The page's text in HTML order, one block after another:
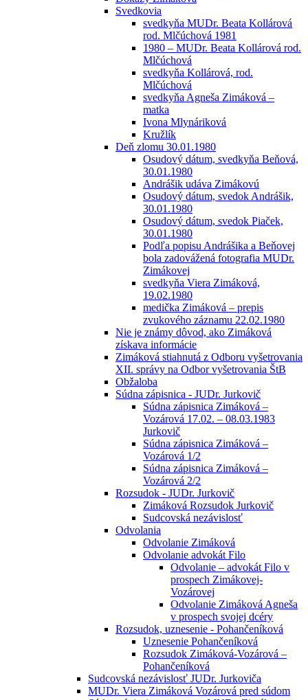
Svedkovia
svedkyňa MUDr. Beata Kollárová
rod. Mlčúchová 1981
1980 – MUDr. Beata Kollárová rod.
Mlčúchová
svedkyňa Kollárová, rod.
Mlčúchová
svedkyňa Agneša Zimáková –
matka
Ivona Mlynáriková
Kružlík
Deň zlomu 30.01.1980
Osudový dátum, svedkyňa Beňová,
30.01.1980
Andrášik udáva Zimákovú
Osudový dátum, svedok Andrášik,
30.01.1980
Osudový dátum, svedok Piaček,
30.01.1980
Podľa popisu Andrášika a Beňovej
bola zadovážená fotografia MUDr.
Zimákovej
svedkyňa Viera Zimáková,
19.02.1980
medička Zimáková – prepis
zvukového záznamu 22.02.1980
Nie je známy dôvod, ako Zimáková
získava informácie
Zimáková stiahnutá z Odboru vyšetrovania
XII. správy na Odbor vyšetrovania ŠtB
Obžaloba
Súdna zápisnica - JUDr. Jurkovič
Súdna zápisnica Zimáková –
Vozárová 17.02. – 08.03.1983
Jurkovič
Súdna zápisnica Zimáková –
Vozárová 1/2
Súdna zápisnica Zimáková –
Vozárová 2/2
Rozsudok - JUDr. Jurkovič
Zimáková Rozsudok Jurkovič
Sudcovská nezávislosť
Odvolania
Odvolanie Zimáková
Odvolanie advokát Filo
Odvolanie – advokát Filo v
prospech Zimákovej-
Vozárovej
Odvolanie Zimáková Agneša
v prospech svojej dcéry
Rozsudok, uznesenie - Pohančeníková
Uznesenie Pohančeníková
Rozsudok Zimáková-Vozárová –
Pohančeníková
Sudcovská nezávislosť JUDr. Jurkoviča
MUDr. Viera Zimáková Vozárová pred súdom